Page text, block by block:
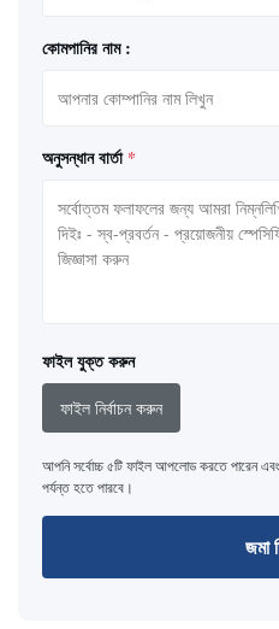
কোমপানির নাম :
অনুসন্ধান বার্তা *
ফাইল যুক্ত করুন
ফাইল নির্বাচন করুন
আপনি সর্বোচ্চ ৫টি ফাইল আপলোড করতে পারেন
পর্যন্ত হতে পারবে।
জমা